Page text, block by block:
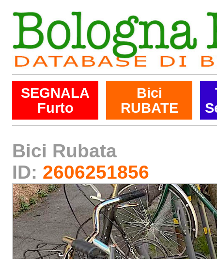
SEGNALA
Furto
Bici
RUBATE
Bici Rubata
ID: 2606251856